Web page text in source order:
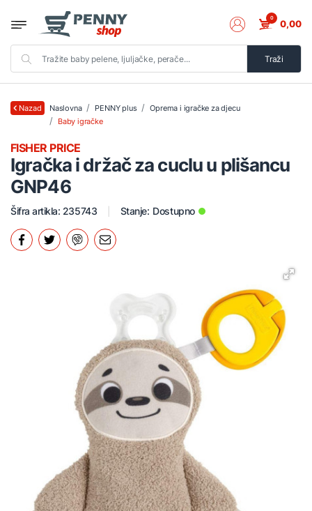
Traži
0 0,00
Nazad Naslovna PENNY plus
Oprema i igračke za djecu
Baby igračke
Igračka i držač za cuclu u plišancu
GNP46
FISHER PRICE
Šifra artikla: 235743 Stanje: Dostupno